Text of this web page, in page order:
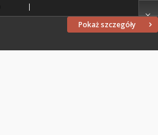
Pokaż szczegóły